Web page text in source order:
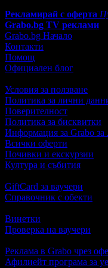
Рекламирай с оферта
Grabo.bg TV реклами
Grabo.bg Начало
Контакти
Помощ
Официален блог
Условия за ползване
Политика за лични
Поверителност
Политика за бисквитки
Информация за Grabo за
Всички оферти
Почивки и екскурзии
Култура и събития
GiftCard за ваучери
Справочник с обекти
Винетки
Проверка на ваучери
Реклама в Grabo чрез
Афилиейт програма за